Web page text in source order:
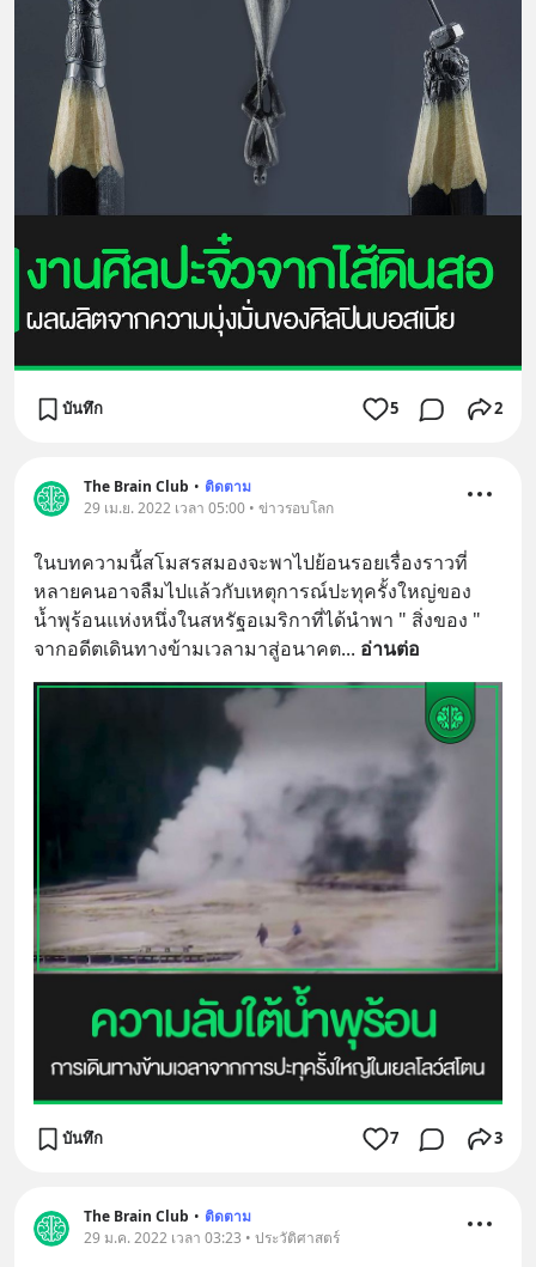
บันทึก 5 2
The Brain Club • ติดตาม
29 เม.ย. 2022 เวลา 05:00 • ข่าวรอบโลก
ในบทความนี้สโมสรสมองจะพาไปย้อนรอยเรื่องราวที่
หลายคนอาจลืมไปแล้วกับเหตุการณ์ปะทุครั้งใหญ่ของ
น้ำพุร้อนแห่งหนึ่งในสหรัฐอเมริกาที่ได้นำพา " สิ่งของ "
จากอดีตเดินทางข้ามเวลามาสู่อนาคต... อ่านต่อ
บันทึก 7 3
The Brain Club • ติดตาม
29 ม.ค. 2022 เวลา 03:23 • ประวัติศาสตร์